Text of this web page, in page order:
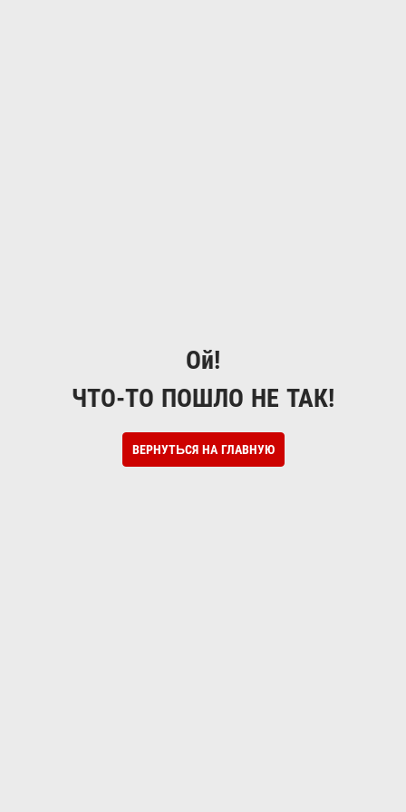
Ой!
ЧТО-ТО ПОШЛО НЕ ТАК!
ВЕРНУТЬСЯ НА ГЛАВНУЮ